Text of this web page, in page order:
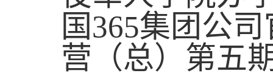
国365集团公
营 （总） 第五